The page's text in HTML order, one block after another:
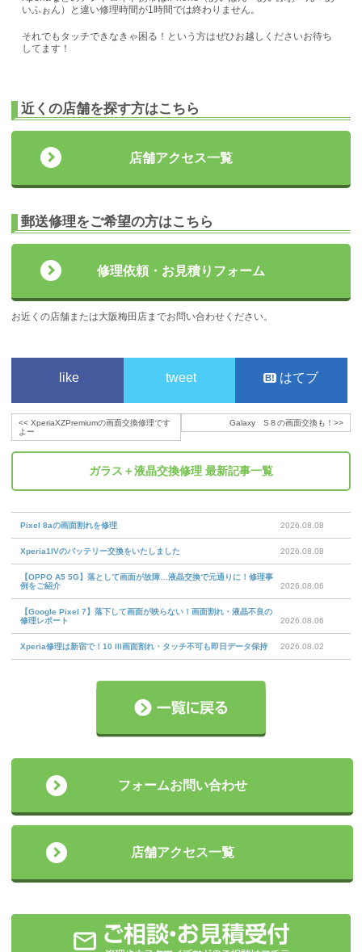
いふぉん）と違い修理時間が1時間では終わりません。
それでもタッチできなきゃ困る！という方はぜひお越しくださいお待ち
してます！
近くの店舗を探す方はこちら
店舗アクセス一覧
郵送修理をご希望の方はこちら
修理依頼・お見積りフォーム
お近くの店舗または大阪梅田店までお問い合わせください。
like tweet はてブ
<<XperiaXZPremiumの画面交換修理です
よー
Galaxy S８の画面交換も！ >>
ガラス＋液晶交換修理 最新記事一覧
Pixel 8aの画面割れを修理 2026.08.08
Xperia1IVのバッテリー交換をいたしました 2026.08.08
【OPPO A5 5G】落として画面が故障…液晶交換で元通りに！修理事
例をご紹介
2026.08.06
【Google Pixel 7】落下して画面が映らない！画面割れ・液晶不良の
修理レポート
2026.08.06
Xperia修理は新宿で！10 III画面割れ・タッチ不可も即日データ保持 2026.08.02
フォームお問い合わせ
店舗アクセス一覧